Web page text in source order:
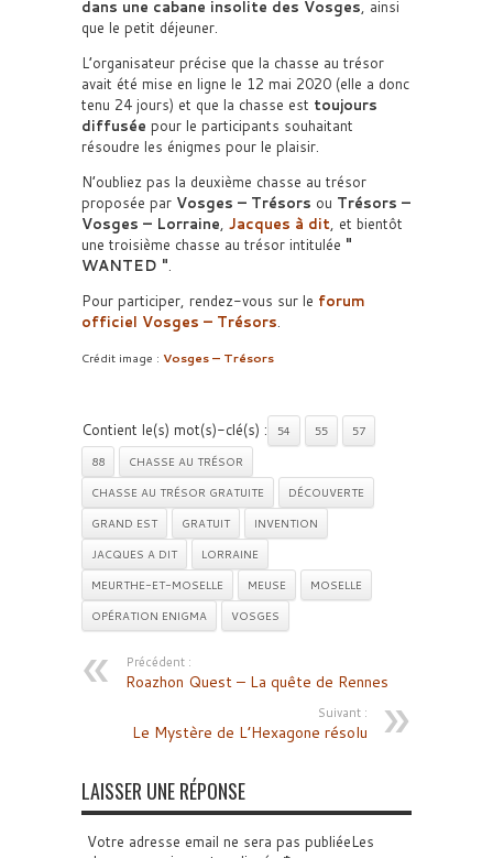
dans une cabane insolite des Vosges, ainsi
que le petit déjeuner.
L’organisateur précise que la chasse au trésor
avait été mise en ligne le 12 mai 2020 (elle a donc
tenu 24 jours) et que la chasse est toujours
diffusée pour le participants souhaitant
résoudre les énigmes pour le plaisir.
N’oubliez pas la deuxième chasse au trésor
proposée par Vosges – Trésors ou Trésors –
Vosges – Lorraine, Jacques à dit, et bientôt
une troisième chasse au trésor intitulée
WANTED
.
Pour participer, rendez-vous sur le forum
officiel Vosges – Trésors.
Crédit image : Vosges – Trésors
Contient le(s) mot(s)-clé(s) : 54 55
57
88
CHASSE AU TRÉSOR
CHASSE AU TRÉSOR GRATUITE
DÉCOUVERTE
GRAND EST
GRATUIT
INVENTION
JACQUES A DIT
LORRAINE
MEURTHE-ET-MOSELLE
MEUSE
MOSELLE
OPÉRATION ENIGMA
VOSGES
Précédent :
Roazhon Quest – La quête de Rennes
Suivant :
Le Mystère de L’Hexagone résolu
LAISSER UNE RÉPONSE
Votre adresse email ne sera pas publiéeLes